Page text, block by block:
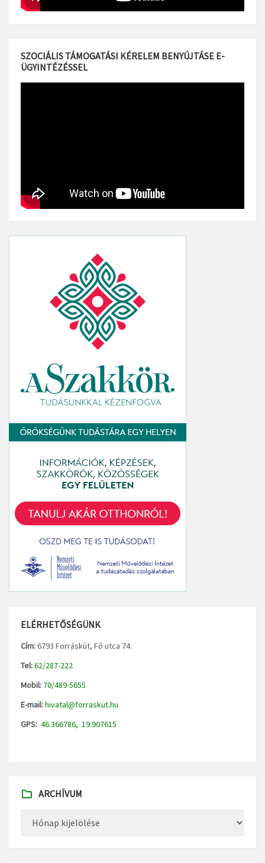
SZOCIÁLIS TÁMOGATÁSI KÉRELEM BENYÚJTÁSE E-
ÜGYINTÉZÉSSEL
ELÉRHETŐSÉGÜNK
Cím:6793 Forráskút, Fő utca 74.
Tel:62/287-222
Mobil: 70/489-5655
E-mail:hivatal@forraskut.hu
GPS: 46.366786, 19.907615
ARCHÍVUM